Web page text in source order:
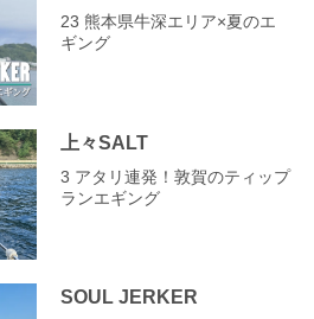
23 熊本県牛深エリア×夏のエ
ギング
上々SALT
3 アタリ連発！敦賀のティップ
ランエギング
SOUL JERKER